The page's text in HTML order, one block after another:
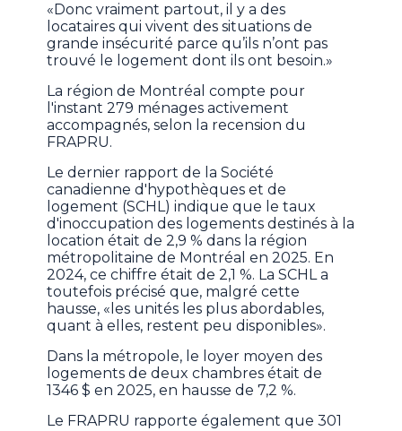
«Donc vraiment partout, il y a des
locataires qui vivent des situations de
grande insécurité parce qu’ils n’ont pas
trouvé le logement dont ils ont besoin.»
La région de Montréal compte pour
l'instant 279 ménages activement
accompagnés, selon la recension du
FRAPRU.
Le dernier rapport de la Société
canadienne d'hypothèques et de
logement (SCHL) indique que le taux
d'inoccupation des logements destinés à la
location était de 2,9 % dans la région
métropolitaine de Montréal en 2025. En
2024, ce chiffre était de 2,1 %. La SCHL a
toutefois précisé que, malgré cette
hausse, «les unités les plus abordables,
quant à elles, restent peu disponibles».
Dans la métropole, le loyer moyen des
logements de deux chambres était de
1346 $ en 2025, en hausse de 7,2 %.
Le FRAPRU rapporte également que 301